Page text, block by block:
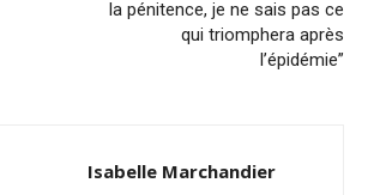
la pénitence, je ne sais pas ce
qui triomphera après
l’épidémie”
Isabelle Marchandier